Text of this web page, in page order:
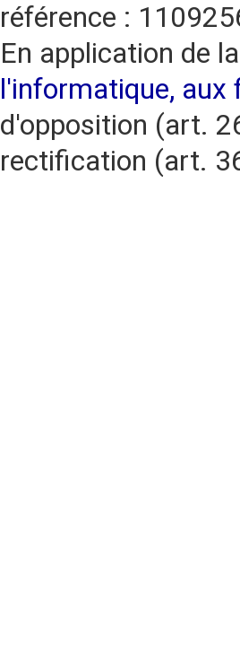
référence :
En application de la
l'informatique, aux
d'opposition (art.
rectification (art.